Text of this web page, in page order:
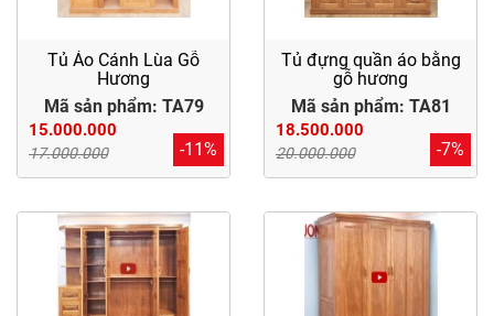
Salon
Gỗ
Sofa
Tủ Áo Cánh Lùa Gỗ
Hương
Mã sản phẩm: TA79
15.000.000
17.000.000 -11%
Tủ đựng quần áo bằng
gỗ hương
Mã sản phẩm: TA81
18.500.000
20.000.000 -7%